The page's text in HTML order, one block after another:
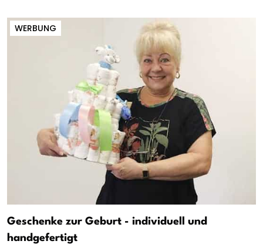
WERBUNG
Geschenke zur Geburt - individuell und
handgefertigt